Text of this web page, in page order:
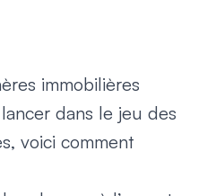
immobilières
dans le jeu des
voici comment